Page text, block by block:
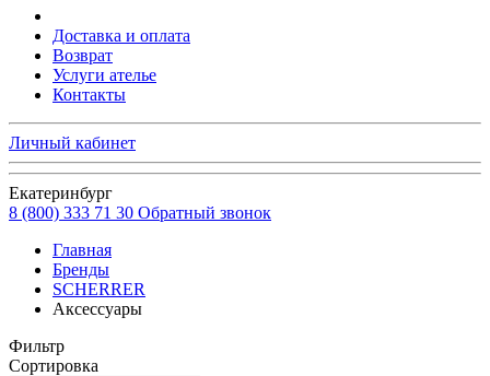
Доставка и оплата
Возврат
Услуги ателье
Контакты
Личный кабинет
Екатеринбург
8 (800) 333 71 30 Обратный звонок
Главная
Бренды
SCHERRER
Аксессуары
Фильтр
Сортировка